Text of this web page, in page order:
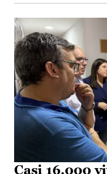
Casi 16.000